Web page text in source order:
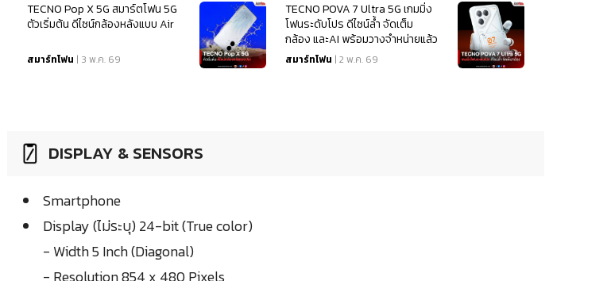
TECNO Pop X 5G สมาร์ตโฟน 5G
ตัวเริ่มต้น ดีไซน์กล้องหลังแบบ Air
สมาร์ทโฟน | 3 พ.ค. 69
TECNO POVA 7 Ultra 5G เกมมิ่ง
โฟนระดับโปร ดีไซน์ล้ำ จัดเต็ม
กล้อง และAI พร้อมวางจำหน่ายแล้ว
วันนี้
สมาร์ทโฟน | 2 พ.ค. 69
DISPLAY & SENSORS
Smartphone
Display (ไม่ระบุ) 24-bit (True color)
- Width 5 Inch (Diagonal)
- Resolution 854 x 480 Pixels